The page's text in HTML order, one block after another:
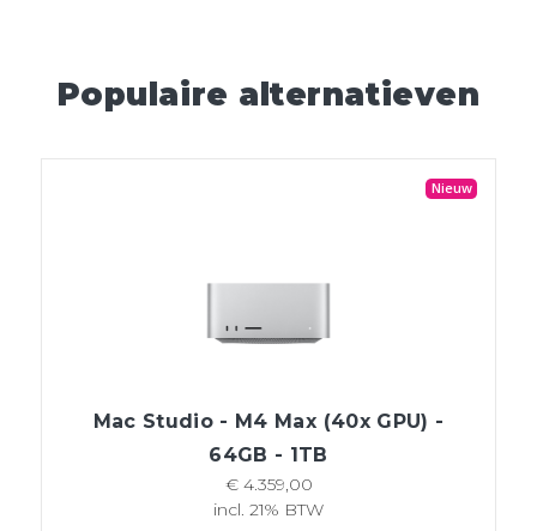
Populaire alternatieven
Nieuw
Mac Studio - M4 Max (40x GPU) -
64GB - 1TB
€ 4.359,00
incl. 21% BTW